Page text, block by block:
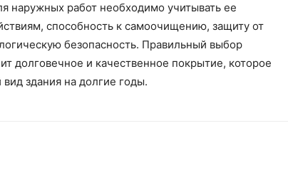
наружных работ необходимо учитывать ее
способность к самоочищению, защиту от
безопасность. Правильный выбор
долговечное и качественное покрытие, которое
здания на долгие годы.